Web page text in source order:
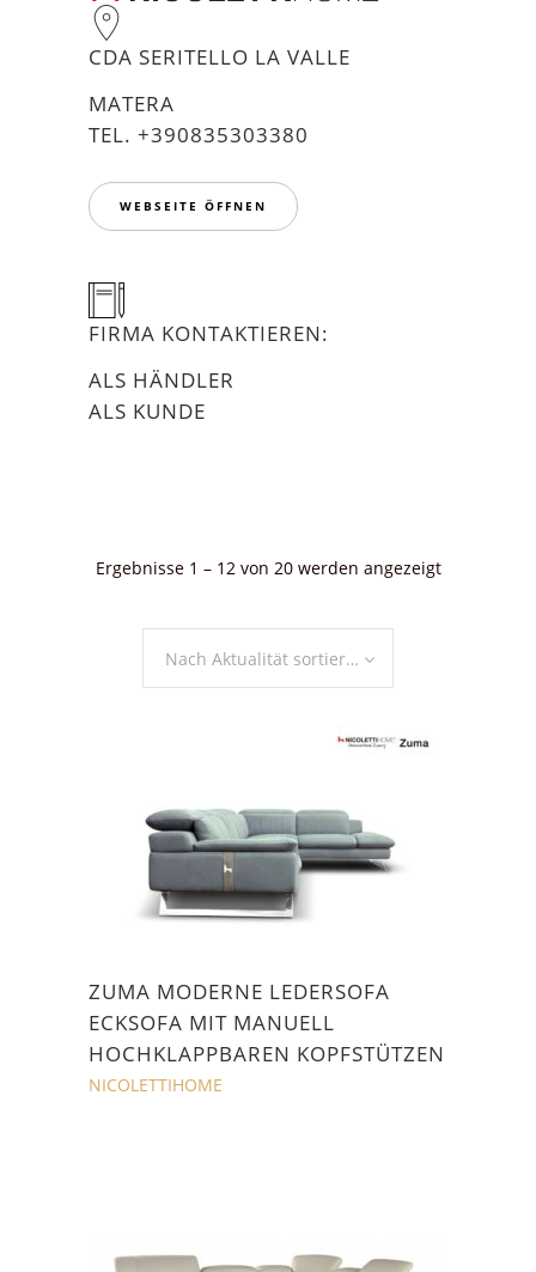
CDA SERITELLO LA VALLE
MATERA
TEL. +390835303380
WEBSEITE ÖFFNEN
FIRMA KONTAKTIEREN:
ALS HÄNDLER
ALS KUNDE
Ergebnisse 1 – 12 von 20 werden angezeigtNach
Nach Aktualität sortieren
ZUMA MODERNE LEDERSOFA
ECKSOFA MIT MANUELL
HOCHKLAPPBAREN KOPFSTÜTZEN
NICOLETTIHOME